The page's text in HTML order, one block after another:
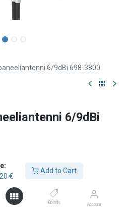
€
Add to Cart
Brands Account
6/9dBi 698-3800
6/9dBi
yhteyksille
joissa keskivahva